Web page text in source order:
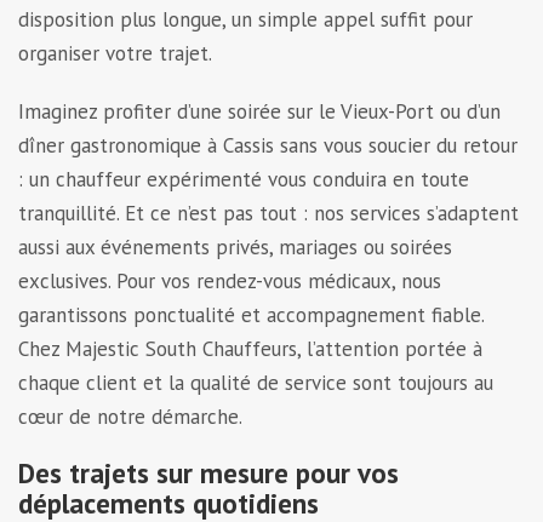
disposition plus longue, un simple appel suffit pour
organiser votre trajet.
Imaginez profiter d’une soirée sur le Vieux-Port ou d’un
dîner gastronomique à Cassis sans vous soucier du retour
: un chauffeur expérimenté vous conduira en toute
tranquillité. Et ce n’est pas tout : nos services s’adaptent
aussi aux événements privés, mariages ou soirées
exclusives. Pour vos rendez-vous médicaux, nous
garantissons ponctualité et accompagnement fiable.
Chez Majestic South Chauffeurs, l’attention portée à
chaque client et la qualité de service sont toujours au
cœur de notre démarche.
Des trajets sur mesure pour vos
déplacements quotidiens